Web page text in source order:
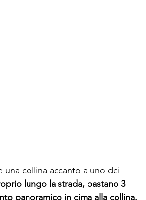
una collina accanto a uno dei
lungo la strada, bastano 3
panoramico in cima alla collina.